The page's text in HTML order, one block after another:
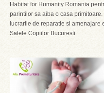
Habitat for Humanity Romania
parintilor sa aiba o casa
lucrarile de reparatie si amenajare
Satele Copiilor Bucuresti.